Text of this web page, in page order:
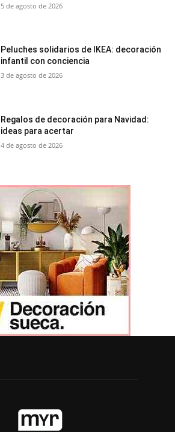
5 de agosto de 2026
Peluches solidarios de IKEA: decoración
infantil con conciencia
3 de agosto de 2026
Regalos de decoración para Navidad:
ideas para acertar
4 de agosto de 2026